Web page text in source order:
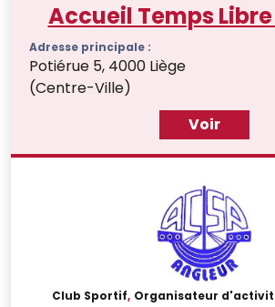
Accueil Temps
Adresse principale :
Potiérue 5, 4000 Liège
(Centre-Ville)
Voir
Club Sportif, Organisateur